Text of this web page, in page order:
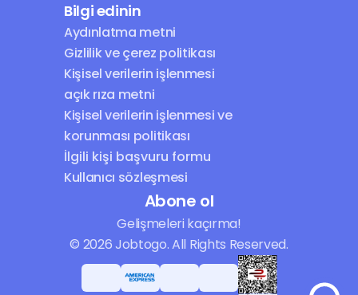
Bilgi edinin
Aydınlatma metni
Gizlilik ve çerez politikası
Kişisel verilerin işlenmesi
açık rıza metni
Kişisel verilerin işlenmesi ve
korunması politikası
İlgili kişi başvuru formu
Kullanıcı sözleşmesi
© 2026 Jobtogo. All Rights Reserved.
Abone ol
Gelişmeleri kaçırma!